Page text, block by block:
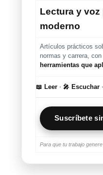
Lectura y voz
moderno
Artículos prácticos
normas y carrera,
herramientas que
📖 Leer · 🎤 Escuchar ·
Suscríbete
Para que tu trabajo